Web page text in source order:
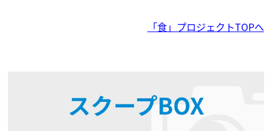
「食」プロジェクトTOPへ